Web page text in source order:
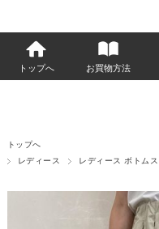
トップへ お買物方法
トップへ
レディース
レディース ボトムス